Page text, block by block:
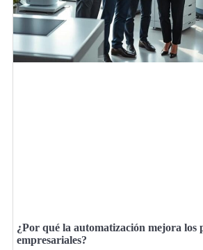
¿Por qué la automatización mejora los
empresariales?